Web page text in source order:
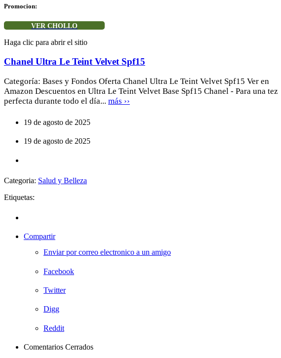
Promocion:
VER CHOLLO
Haga clic para abrir el sitio
Chanel Ultra Le Teint Velvet Spf15
Categoría: Bases y Fondos Oferta Chanel Ultra Le Teint Velvet Spf15 Ver en
Amazon Descuentos en Ultra Le Teint Velvet Base Spf15 Chanel - Para una tez
perfecta durante todo el día... más ››
19 de agosto de 2025
19 de agosto de 2025
Categoria: Salud y Belleza
Etiquetas:
Compartir
Enviar por correo electronico a un amigo
Facebook
Twitter
Digg
Reddit
Comentarios Cerrados